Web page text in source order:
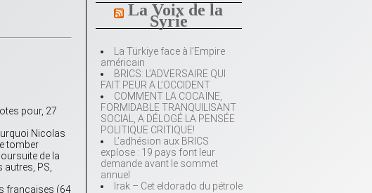
La Voix de la
Syrie
La Türkiye face à l’Empire
américain
BRICS: L’ADVERSAIRE QUI
FAIT PEUR A L’OCCIDENT
COMMENT LA COCAÏNE,
FORMIDABLE TRANQUILISANT
SOCIAL, A DÉLOGÉ LA PENSÉE
POLITIQUE CRITIQUE!
L’adhésion aux BRICS
explose : 19 pays font leur
demande avant le sommet
annuel
Irak – Cet eldorado du pétrole
pour, 27
Nicolas
tomber
de la
autres, PS,
françaises (64